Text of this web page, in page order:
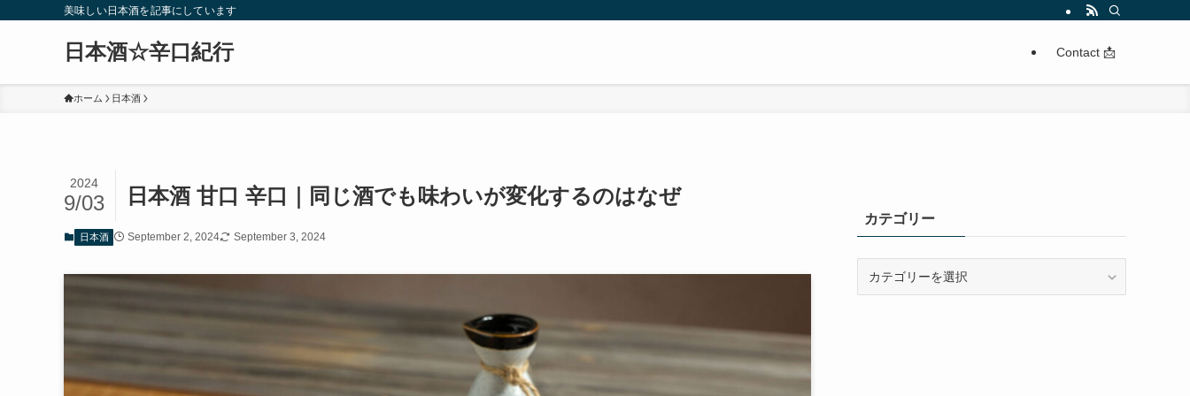
美味しい日本酒を記事にしています
日本酒☆辛口紀行 Contact 📩
ホーム 日本酒
日本酒 甘口 辛口｜同じ酒でも味わいが変化するのはなぜ
2024
9/03
日本酒 September 2, 2024 September 3, 2024
カテゴリー